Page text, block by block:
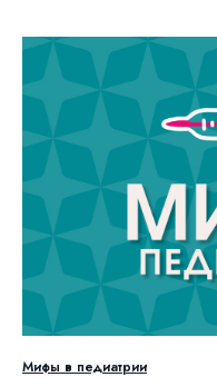
Мифы в педиатрии